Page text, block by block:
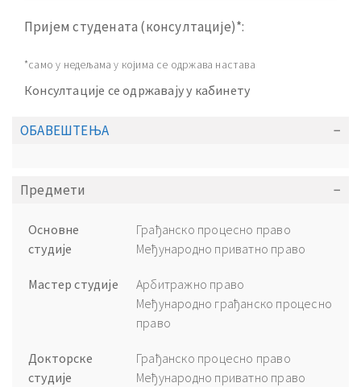
Пријем студената (консултације)*:
*само у недељама у којима се одржава настава
Консултације се одржавају у кабинету
ОБАВЕШТЕЊА
Предмети
Основне
студије
Грађанско процесно право
Међународно приватно право
Мастер студије
Арбитражно право
Међународно грађанско процесно
право
Докторске
студије
Грађанско процесно право
Међународно приватно право